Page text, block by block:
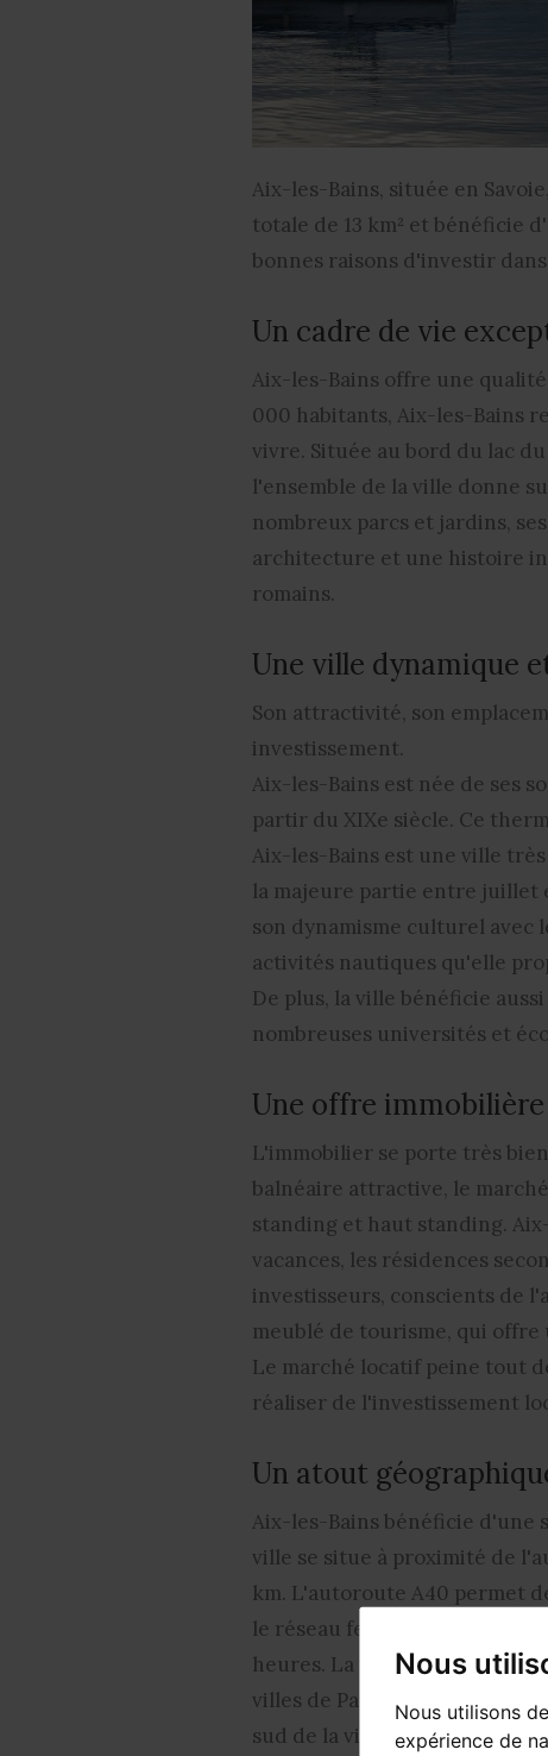
Nous
Nous utilisons
expérience de
Aix-les-Bains, située en
totale de 13 km² et bénéficie
bonnes raisons d'investir
Un cadre de vie
Aix-les-Bains offre une
000 habitants, Aix-les-Bains
vivre. Située au bord du lac
l'ensemble de la ville donne
nombreux parcs et jardins,
architecture et une histoire
romains.
Une ville dynamique
Son attractivité, son
investissement.
Aix-les-Bains est née de ses
partir du XIXe siècle. Ce
Aix-les-Bains est une ville
la majeure partie entre juillet
son dynamisme culturel avec
activités nautiques qu'elle
De plus, la ville bénéficie
nombreuses universités et
Une offre
L'immobilier se porte très
balnéaire attractive, le
standing et haut standing.
vacances, les résidences
investisseurs, conscients de
meublé de tourisme, qui offre
Le marché locatif peine tout
réaliser de l'investissement
Un atout
Aix-les-Bains bénéficie d'une
ville se situe à proximité de
km. L'autoroute A40 permet
le réseau ferroviaire
et
heures. La ville est
villes de Paris, Lyon, Turin et
sud de la ville d'Aix-les-